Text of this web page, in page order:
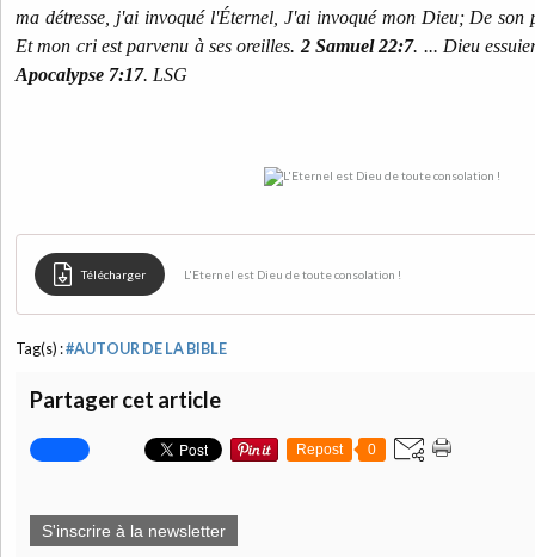
ma détresse, j'ai invoqué l'Éternel, J'ai invoqué mon Dieu; De son
Et mon cri est parvenu à ses oreilles. 2 Samuel 22:7. ... Dieu
Apocalypse 7:17. LSG
Télécharger L'Eternel est Dieu de toute consolation !
Tag(s) :#AUTOUR DE LA BIBLE
Partager cet article
Repost 0
S'inscrire à la newsletter